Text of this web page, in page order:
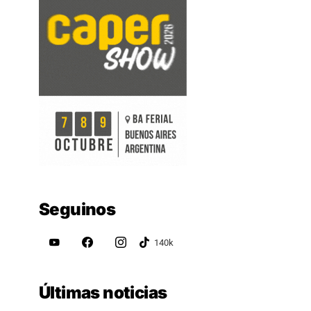
Seguinos
Últimas noticias